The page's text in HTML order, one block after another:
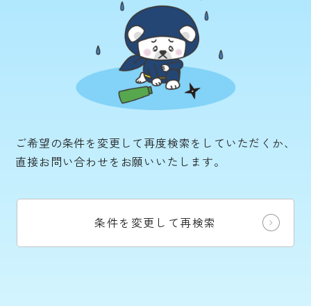
ご希望の条件を変更して再度検索をしていただくか、
直接お問い合わせをお願いいたします。
条件を変更して再検索